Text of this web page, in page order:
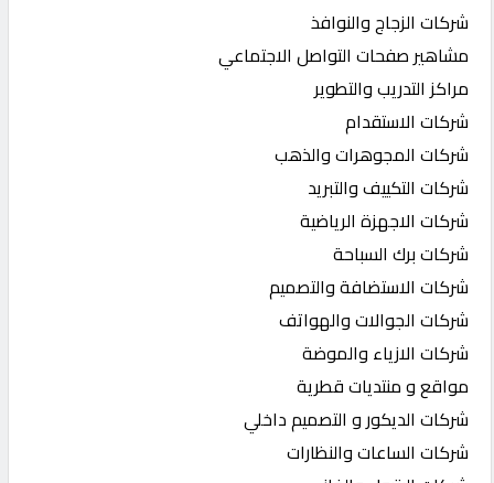
شركات الزجاج والنوافذ
مشاهير صفحات التواصل الاجتماعي
مراكز التدريب والتطوير
شركات الاستقدام
شركات المجوهرات والذهب
شركات التكييف والتبريد
شركات الاجهزة الرياضية
شركات برك السباحة
شركات الاستضافة والتصميم
شركات الجوالات والهواتف
شركات الازياء والموضة
مواقع و منتديات قطرية
شركات الديكور و التصميم داخلي
شركات الساعات والنظارات